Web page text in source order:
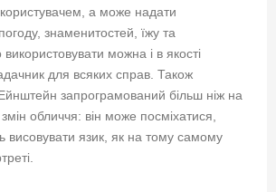
користувачем, а може надати
знаменитостей, їжу та
можна і в якості
для всяких справ. Також
запрограмований більш ніж на
змін обличчя: він може посміхатися,
висовувати язик, як на тому самому